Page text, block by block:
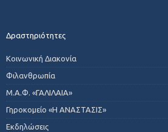
Δραστηριότητες
Κοινωνική Διακονία
Φιλανθρωπία
Μ.Α.Φ. «ΓΑΛΙΛΑΙΑ»
Γηροκομείο «Η ΑΝΑΣΤΑΣΙΣ»
Εκδηλώσεις